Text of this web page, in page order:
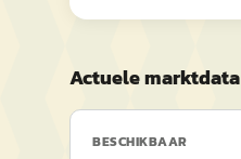
Actuele marktdata
BESCHIKBAAR